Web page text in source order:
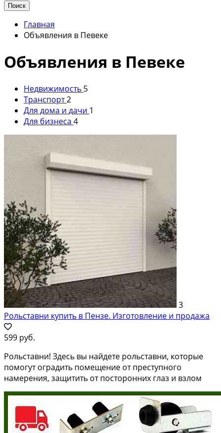
Поиск
Главная
Объявления в Певеке
Объявления в Певеке
Недвижимость 5
Транспорт2
Для дома и дачи 1
Для бизнеса 4
3
Рольставни купить в Пензе. Изготовление и продажа
599 руб.
Рольставни! Здесь вы найдете рольставни, которые
помогут оградить помещение от преступного
намерения, защитить от посторонних глаз и взлом